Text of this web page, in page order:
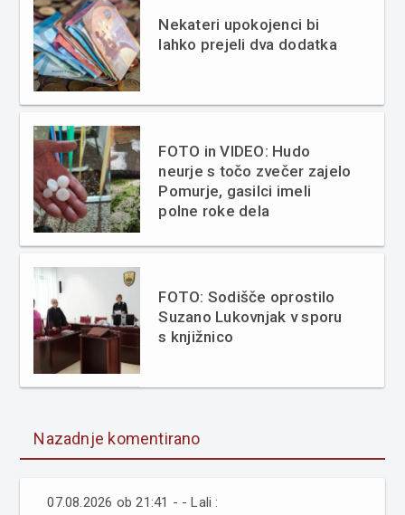
Nekateri upokojenci bi
lahko prejeli dva dodatka
FOTO in VIDEO: Hudo
neurje s točo zvečer zajelo
Pomurje, gasilci imeli
polne roke dela
FOTO: Sodišče oprostilo
Suzano Lukovnjak v sporu
s knjižnico
Nazadnje komentirano
07.08.2026 ob 21:41 - - Lali :